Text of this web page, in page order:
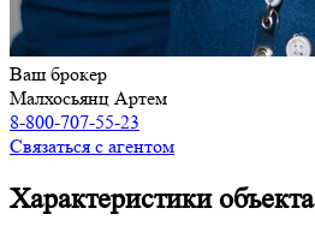
Ваш брокер
Малхосьянц Артем
8-800-707-55-23
Связаться с агентом
Характеристики объекта